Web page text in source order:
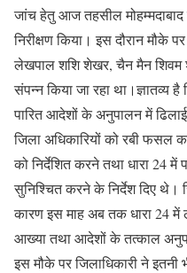
जांच हेतु आज तहसील मोहम्मदाबाद
निरीक्षण किया। इस दौरान मौके
लेखपाल शशि शेखर, चैन मैन शिवम
संपन्न किया जा रहा था।ज्ञातव्य
पारित आदेशों के अनुपालन में
जिला अधिकारियों को रबी फसल
को निर्देशित करने तथा धारा 24
सुनिश्चित करने के निर्देश दिए थे।
कारण इस माह अब तक धारा 24 में
आख्या तथा आदेशों के तत्काल
इस मौके पर जिलाधिकारी ने इतनी